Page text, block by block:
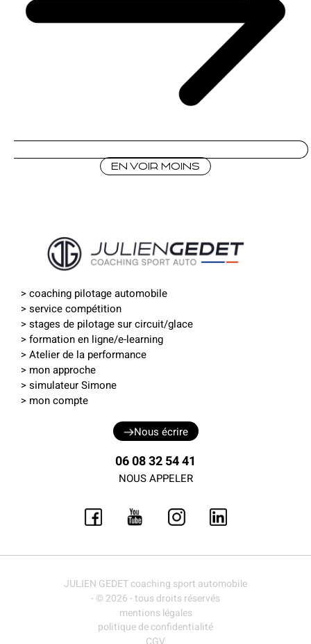
En voir moins
>coaching pilotage automobile
>service compétition
>stages de pilotage sur circuit/glace
>formation en ligne/e-learning
> Atelier de la performance
> mon approche
>simulateur Simone
> mon compte
Nous écrire
06 08 32 54 41
NOUS APPELER
JULIEN GEDET coaching sport automobile
- © 2026 - tous droits réservés
mentions légales
politique de confidentialité